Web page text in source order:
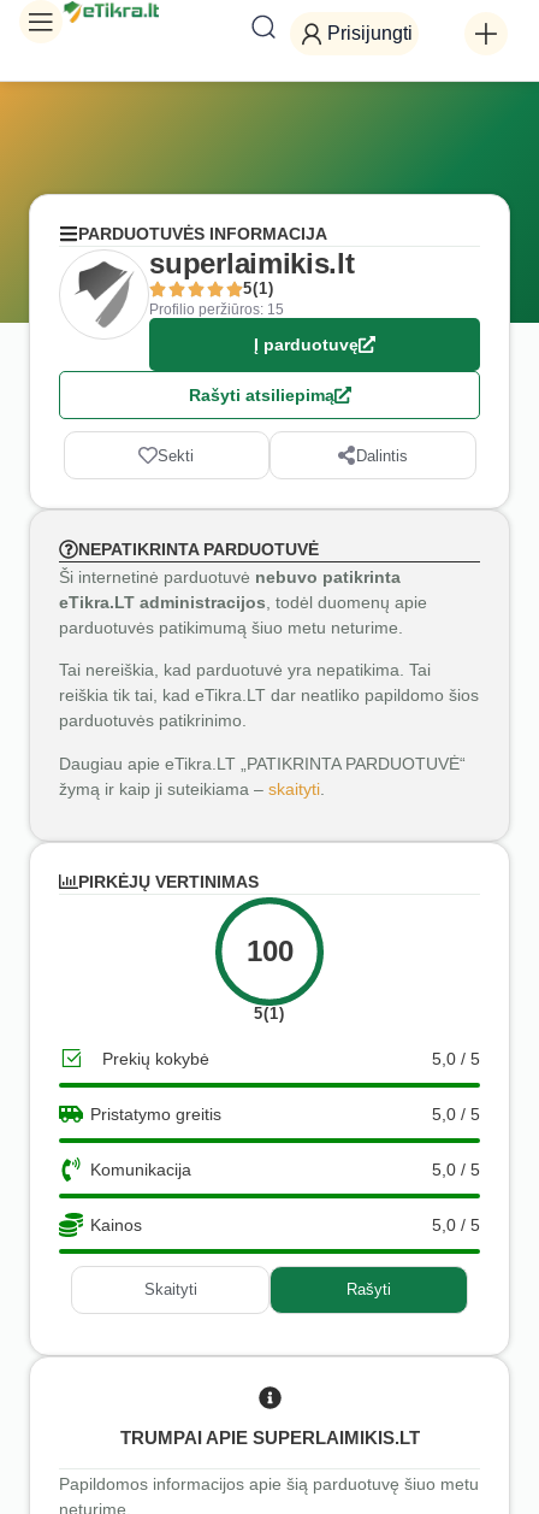
Prisijungti
PARDUOTUVĖS INFORMACIJA
superlaimikis.lt
5(1)
Profilio peržiūros: 15
Į parduotuvę
Rašyti atsiliepimą
Sekti Dalintis
NEPATIKRINTA PARDUOTUVĖ
Ši internetinė parduotuvė nebuvo patikrinta
eTikra.LT administracijos , todėl duomenų apie
parduotuvės patikimumą šiuo metu neturime.
Tai nereiškia, kad parduotuvė yra nepatikima. Tai
reiškia tik tai, kad eTikra.LT dar neatliko papildomo šios
parduotuvės patikrinimo.
Daugiau apie eTikra.LT „PATIKRINTA PARDUOTUVĖ“
žymą ir kaip ji suteikiama – skaityti
PIRKĖJŲ VERTINIMAS
100
5(1)
Prekių kokybė 5,0 / 5
Pristatymo greitis 5,0 / 5
Komunikacija 5,0 / 5
Kainos 5,0 / 5
Skaityti Rašyti
TRUMPAI APIE SUPERLAIMIKIS.LT
Papildomos informacijos apie šią parduotuvę šiuo metu
neturime.